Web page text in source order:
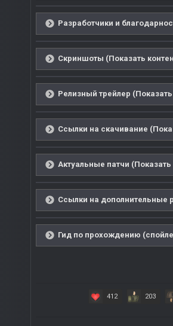
Разработчики и
Скриншоты (Показать
Релизный трейлер (Показать
Ссылки на скачивание
Актуальные патчи (Показать
Ссылки на дополнительные
Гид по прохождению
412 203